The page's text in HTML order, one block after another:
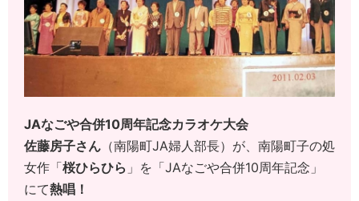
JAなごや合併10周年記念カラオケ大会
佐藤房子さん （南陽町JA婦人部長）が、南陽町子の処
女作「桜ひらひら 」を「JAなごや合併10周年記念」
にて熱唱！